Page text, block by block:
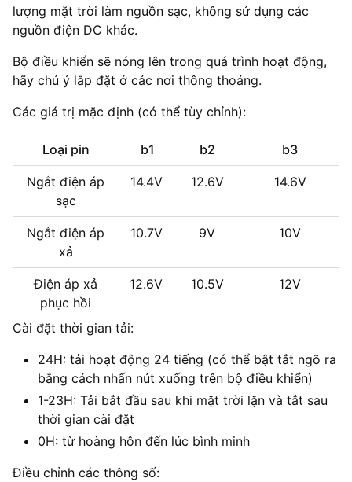
lượng mặt trời làm nguồn sạc, không sử dụng các
nguồn điện DC khác.
Bộ điều khiển sẽ nóng lên trong quá trình hoạt động,
hãy chú ý lắp đặt ở các nơi thông thoáng.
Các giá trị mặc định (có thể tùy chỉnh):
Loại pin b1 b2 b3
Ngắt điện áp
sạc
14.4V 12.6V 14.6V
Ngắt điện áp
xả
10.7V 9V 10V
Điện áp xả
phục hồi
12.6V 10.5V 12V
Cài đặt thời gian tải:
24H: tải hoạt động 24 tiếng (có thể bật tắt ngõ ra
bằng cách nhấn nút xuống trên bộ điều khiển)
1-23H: Tải bắt đầu sau khi mặt trời lặn và tắt sau
thời gian cài đặt
0H: từ hoàng hôn đến lúc bình minh
Điều chỉnh các thông số: